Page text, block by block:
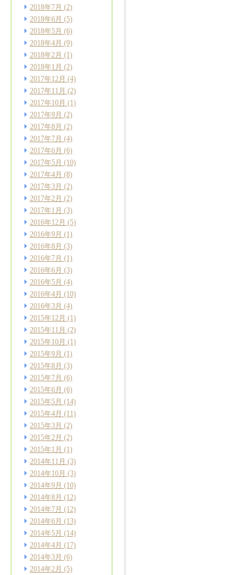
2018年7月 (2)
2018年6月 (5)
2018年5月 (6)
2018年4月 (9)
2018年2月 (1)
2018年1月 (2)
2017年12月 (4)
2017年11月 (2)
2017年10月 (1)
2017年9月 (2)
2017年8月 (2)
2017年7月 (4)
2017年6月 (6)
2017年5月 (10)
2017年4月 (8)
2017年3月 (2)
2017年2月 (2)
2017年1月 (3)
2016年12月 (5)
2016年9月 (1)
2016年8月 (3)
2016年7月 (1)
2016年6月 (3)
2016年5月 (4)
2016年4月 (10)
2016年3月 (4)
2015年12月 (1)
2015年11月 (2)
2015年10月 (1)
2015年9月 (1)
2015年8月 (3)
2015年7月 (6)
2015年6月 (6)
2015年5月 (14)
2015年4月 (11)
2015年3月 (2)
2015年2月 (2)
2015年1月 (1)
2014年11月 (3)
2014年10月 (3)
2014年9月 (10)
2014年8月 (12)
2014年7月 (12)
2014年6月 (13)
2014年5月 (14)
2014年4月 (17)
2014年3月 (6)
2014年2月 (5)